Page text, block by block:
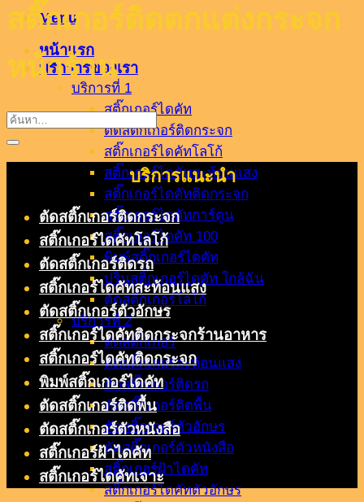
Menu
หน้าแรก
บริกาารของเรา
บริการที่ 1
สติ๊กเกอร์ไดคัท
ตัดสติ๊กเกอร์ติดกระจก
สติ๊กเกอร์ไดคัทโลโก้
สติ๊กเกอร์ไดคัทสะท้อนแสง
สติ๊กเกอร์ไดคัทติดกระจก
สติ๊กเกอร์ไดคัทการ์ตูน
สติ๊กเกอร์ไดคัท 100
พิมพ์สติ๊กเกอร์ไดคัท
ปริ้นสติ๊กเกอร์ไดคัท ใกล้ฉัน
ตัดสติ๊กเกอร์โลโก้
บริการที่ 2
ตัดสติ๊กเกอร์
ตัดสติ๊กเกอร์สะท้อนแสง
ตัดสติ๊กเกอร์ติดรถ
ตัดสติ๊กเกอร์ติดพื้น
ตัดสติ๊กเกอร์ตัวอักษร
ตัดสติ๊กเกอร์ตัวหนังสือ
สติ๊กเกอร์ฝ้าไดคัท
สติ๊กเกอร์ไดคัทตัวอักษร
สติ๊กเกอร์ติดตกแต่งกระจก
หน้าร้าน
บริการแนะนำ
ตัดสติ๊กเกอร์ติดกระจก
สติ๊กเกอร์ไดคัทโลโก้
ตัดสติ๊กเกอร์ติดรถ
สติ๊กเกอร์ไดคัทสะท้อนแสง
ตัดสติ๊กเกอร์ตัวอักษร
สติ๊กเกอร์ไดคัทติดกระจกร้านอาหาร
สติ๊กเกอร์ไดคัทติดกระจก
พิมพ์สติ๊กเกอร์ไดคัท
ตัดสติ๊กเกอร์ติดพื้น
ตัดสติ๊กเกอร์ตัวหนังสือ
สติ๊กเกอร์ฝ้าไดคัท
สติ๊กเกอร์ไดคัทเจาะ